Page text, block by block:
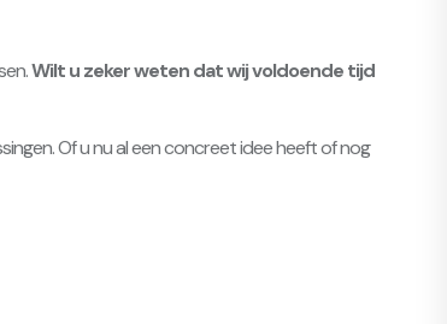
Wilt u zeker weten dat wij voldoende tijd
Of u nu al een concreet idee heeft of nog